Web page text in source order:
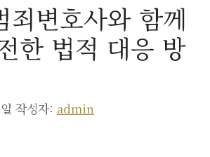
죄변호사와 함께
한 법적 대응 방
작성자: admin